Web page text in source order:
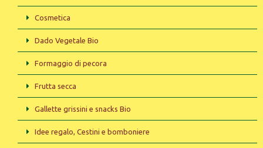
Cosmetica
Dado Vegetale Bio
Formaggio di pecora
Frutta secca
Gallette grissini e snacks Bio
Idee regalo, Cestini e bomboniere